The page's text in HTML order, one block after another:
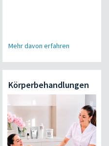
Mehr davon erfahren
Körperbehandlungen